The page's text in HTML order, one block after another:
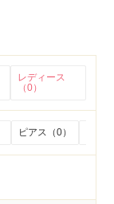
レディース
（0）
ピアス（0）